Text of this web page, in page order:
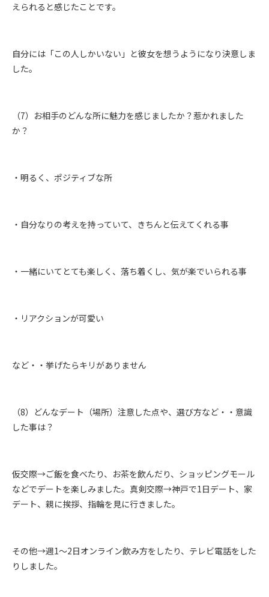
えられると感じたことです。
自分には「この人しかいない」と彼女を想うようになり決意しま
した。
（7）お相手のどんな所に魅力を感じましたか？惹かれました
か？
・明るく、ポジティブな所
・自分なりの考えを持っていて、きちんと伝えてくれる事
・一緒にいてとても楽しく、落ち着くし、気が楽でいられる事
・リアクションが可愛い
など・・挙げたらキリがありません
（8）どんなデート（場所）注意した点や、選び方など・・意識
した事は？
仮交際→ご飯を食べたり、お茶を飲んだり、ショッピングモール
などでデートを楽しみました。真剣交際→神戸で1日デート、家
デート、親に挨拶、指輪を見に行きました。
その他→週1～2日オンライン飲み方をしたり、テレビ電話をした
りしました。